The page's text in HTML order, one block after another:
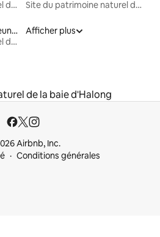
Site du patrimoine naturel de la baie d'Halong Site du patrimoine naturel de la baie d'Halong
Locations avec petit-déjeuner
Site du patrimoine naturel de la baie d'Halong
Afficher plus
de la baie d'Halong
Airbnb, Inc.
Conditions générales